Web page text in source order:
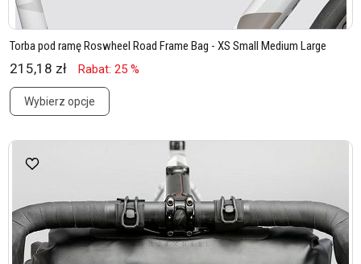
Torba pod ramę Roswheel Road Frame Bag - XS Small Medium Large
215,18 zł Rabat: 25 %
Wybierz opcje